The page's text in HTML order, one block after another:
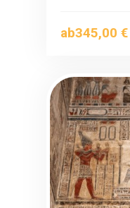
ab345,00 €